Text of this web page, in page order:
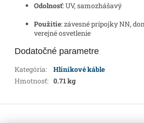
Odolnosť: UV, samozhášavý
Použitie: závesné prípojky NN,
verejné osvetlenie
Dodatočné parametre
Kategória:
Hliníkové káble
Hmotnosť: 0.71 kg